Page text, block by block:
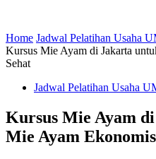
Home Jadwal Pelatihan Usaha
Kursus Mie Ayam di Jakarta
Sehat
Jadwal Pelatihan Usaha
Kursus Mie Ayam
Mie Ayam